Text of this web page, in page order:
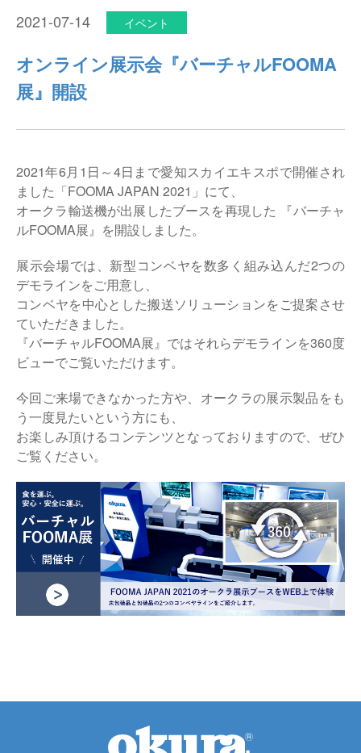
GTPシステム
仕分けシステム
ピッキングシステム
パレタイズ・デパレタイズシステム
バンニング・デバンニングシステム
バーチカル装置（垂直搬送機）
周辺機器
通販
食品
企業理念
会社概要
事業所一覧
事業紹介
沿革
オークラの取組み
オークラミュージアム
新着情報
オークラ育英財団
プライバシーポリシー
サイトポリシー
2021-07-14 イベント
オンライン展示会『バーチャルFOOMA
展』開設
2021年6月1日～4日まで愛知スカイエキスポで開催され
ました「FOOMA JAPAN 2021」にて、
オークラ輸送機が出展したブースを再現した 『バーチャ
ルFOOMA展』を開設しました。
展示会場では、新型コンベヤを数多く組み込んだ2つの
デモラインをご用意し、
コンベヤを中心とした搬送ソリューションをご提案させ
ていただきました。
『バーチャルFOOMA展』ではそれらデモラインを360度
ビューでご覧いただけます。
今回ご来場できなかった方や、オークラの展示製品をも
う一度見たいという方にも、
お楽しみ頂けるコンテンツとなっておりますので、ぜひ
ご覧ください。